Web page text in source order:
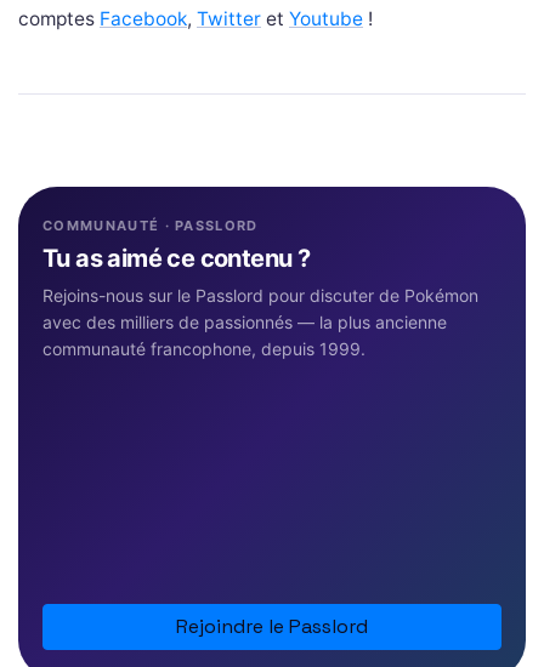
comptes Facebook, Twitter et Youtube !
COMMUNAUTÉ · PASSLORD
Tu as aimé ce contenu ?
Rejoins-nous sur le Passlord pour discuter de Pokémon
avec des milliers de passionnés — la plus ancienne
communauté francophone, depuis 1999.
Rejoindre le Passlord